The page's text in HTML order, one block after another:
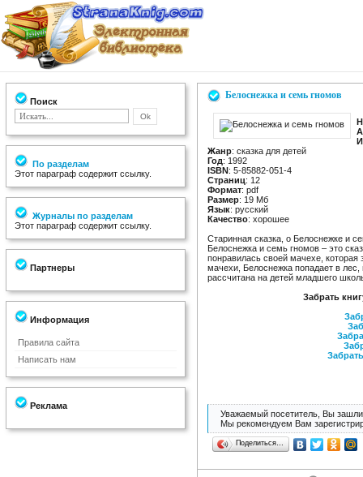
Поиск
По разделам
Этот параграф содержит ссылку.
Журналы по разделам
Этот параграф содержит ссылку.
Партнеры
Информация
Правила сайта
Написать нам
Реклама
Белоснежка и семь гномов
Жанр: сказка для детей
Год: 1992
ISBN: 5-85882-051-4
Страниц: 12
Формат: pdf
Размер: 19 Мб
Язык: русский
Качество: хорошее
Старинная сказка, о Белоснежке и
Белоснежка и семь гномов – это
понравилась своей мачехе, которая
мачехи, Белоснежка попадает в
рассчитана на детей младшего
Забрать
Уважаемый посетитель, Вы зашли
Мы рекомендуем Вам
Поделиться…